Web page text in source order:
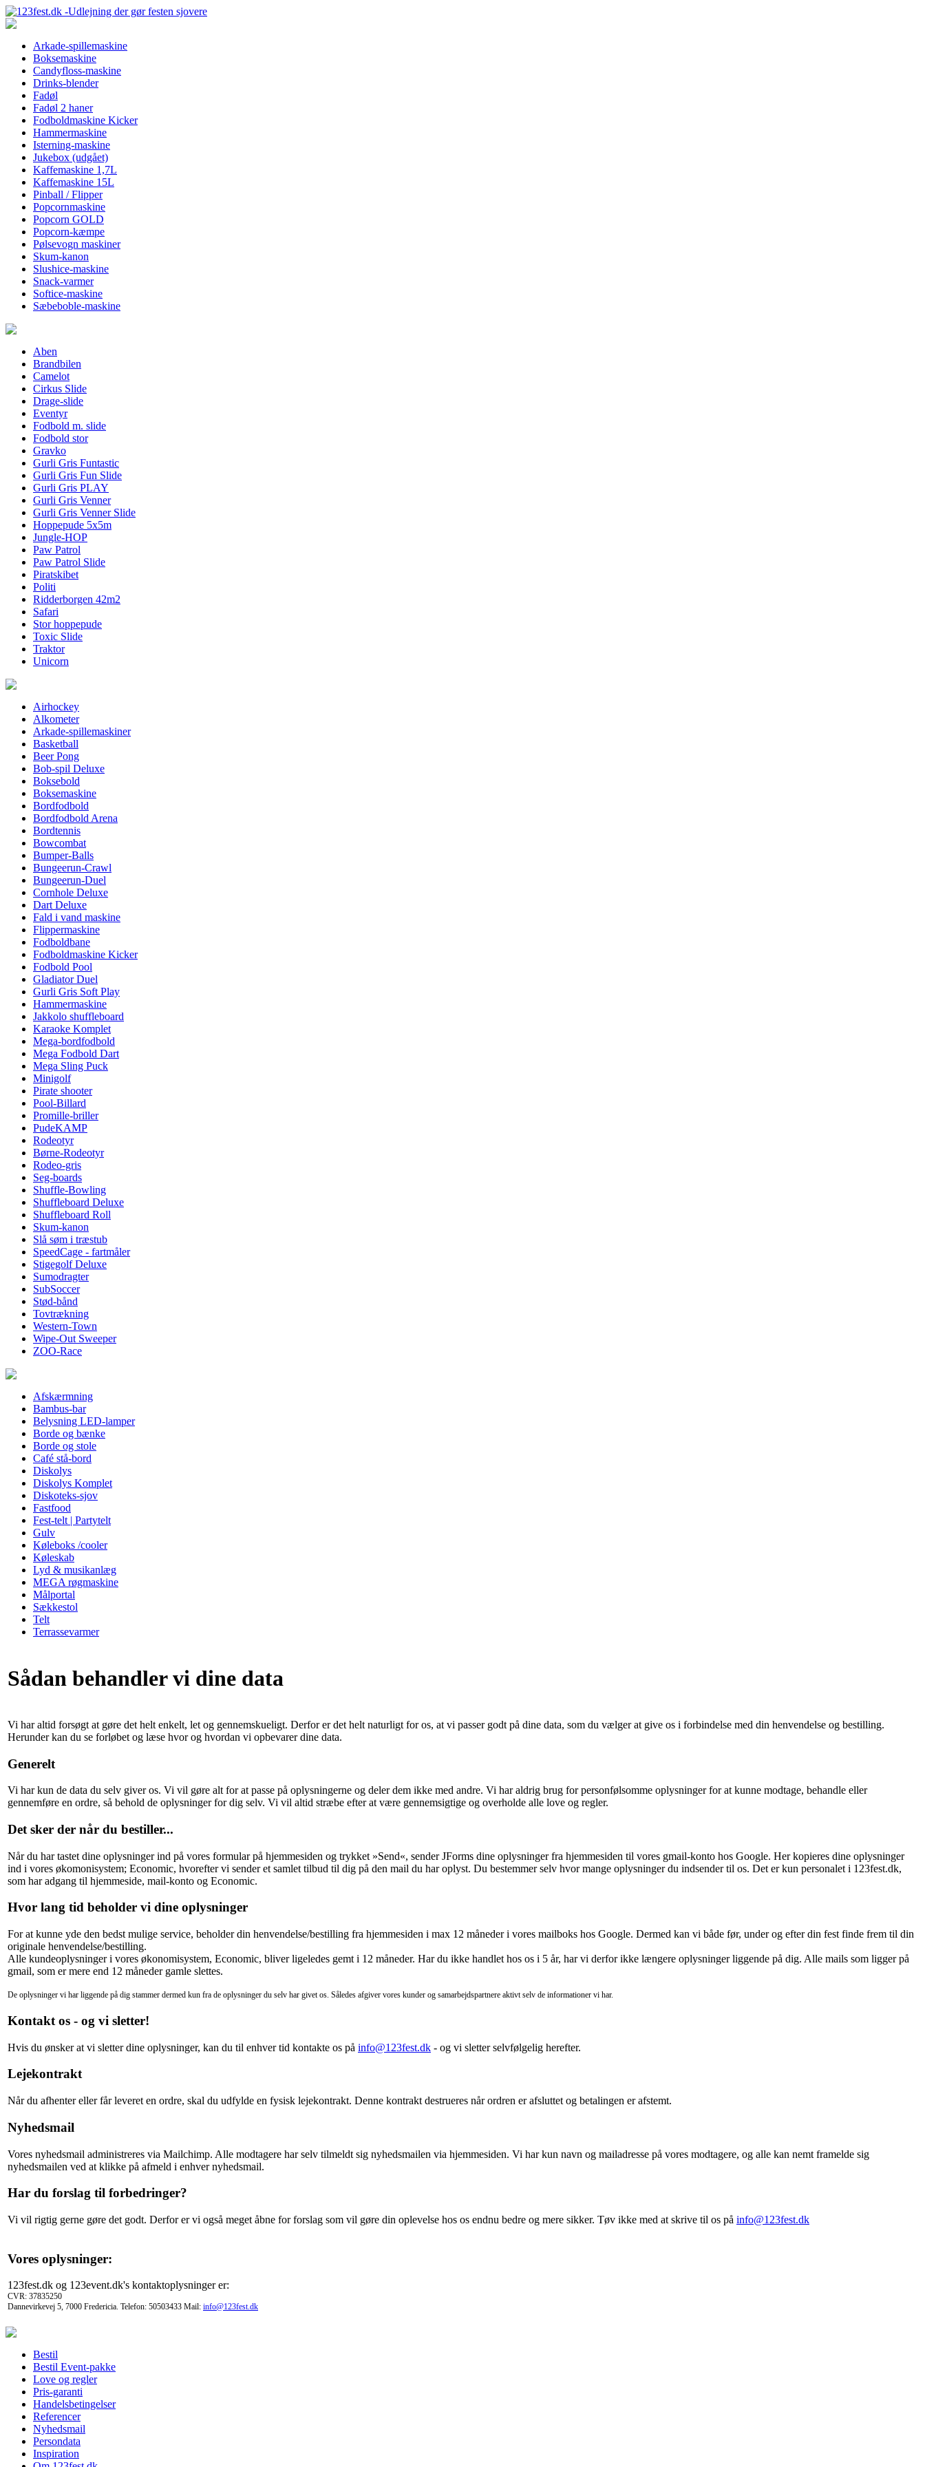
Arkade-spillemaskine
Boksemaskine
Candyfloss-maskine
Drinks-blender
Fadøl
Fadøl 2 haner
Fodboldmaskine Kicker
Hammermaskine
Isterning-maskine
Jukebox (udgået)
Kaffemaskine 1,7L
Kaffemaskine 15L
Pinball / Flipper
Popcornmaskine
Popcorn GOLD
Popcorn-kæmpe
Pølsevogn maskiner
Skum-kanon
Slushice-maskine
Snack-varmer
Softice-maskine
Sæbeboble-maskine
Aben
Brandbilen
Camelot
Cirkus Slide
Drage-slide
Eventyr
Fodbold m. slide
Fodbold stor
Gravko
Gurli Gris Funtastic
Gurli Gris Fun Slide
Gurli Gris PLAY
Gurli Gris Venner
Gurli Gris Venner Slide
Hoppepude 5x5m
Jungle-HOP
Paw Patrol
Paw Patrol Slide
Piratskibet
Politi
Ridderborgen 42m2
Safari
Stor hoppepude
Toxic Slide
Traktor
Unicorn
Airhockey
Alkometer
Arkade-spillemaskiner
Basketball
Beer Pong
Bob-spil Deluxe
Boksebold
Boksemaskine
Bordfodbold
Bordfodbold Arena
Bordtennis
Bowcombat
Bumper-Balls
Bungeerun-Crawl
Bungeerun-Duel
Cornhole Deluxe
Dart Deluxe
Fald i vand maskine
Flippermaskine
Fodboldbane
Fodboldmaskine Kicker
Fodbold Pool
Gladiator Duel
Gurli Gris Soft Play
Hammermaskine
Jakkolo shuffleboard
Karaoke Komplet
Mega-bordfodbold
Mega Fodbold Dart
Mega Sling Puck
Minigolf
Pirate shooter
Pool-Billard
Promille-briller
PudeKAMP
Rodeotyr
Børne-Rodeotyr
Rodeo-gris
Seg-boards
Shuffle-Bowling
Shuffleboard Deluxe
Shuffleboard Roll
Skum-kanon
Slå søm i træstub
SpeedCage - fartmåler
Stigegolf Deluxe
Sumodragter
SubSoccer
Stød-bånd
Tovtrækning
Western-Town
Wipe-Out Sweeper
ZOO-Race
Afskærmning
Bambus-bar
Belysning LED-lamper
Borde og bænke
Borde og stole
Café stå-bord
Diskolys
Diskolys Komplet
Diskoteks-sjov
Fastfood
Fest-telt | Partytelt
Gulv
Køleboks /cooler
Køleskab
Lyd & musikanlæg
MEGA røgmaskine
Målportal
Sækkestol
Telt
Terrassevarmer
Sådan behandler vi dine data
Vi har altid forsøgt at gøre det helt enkelt, let og gennemskueligt. Derfor er det helt naturligt for os, at vi passer godt på dine data, som du vælger at give os i forbindelse med din henvendelse og bestilling.
Herunder kan du se forløbet og læse hvor og hvordan vi opbevarer dine data.
Generelt
Vi har kun de data du selv giver os. Vi vil gøre alt for at passe på oplysningerne og deler dem ikke med andre. Vi har aldrig brug for personfølsomme oplysninger for at kunne modtage, behandle eller
gennemføre en ordre, så behold de oplysninger for dig selv. Vi vil altid stræbe efter at være gennemsigtige og overholde alle love og regler.
Det sker der når du bestiller...
Når du har tastet dine oplysninger ind på vores formular på hjemmesiden og trykket »Send«, sender JForms dine oplysninger fra hjemmesiden til vores gmail-konto hos Google. Her kopieres dine oplysninger
ind i vores økomonisystem; Economic, hvorefter vi sender et samlet tilbud til dig på den mail du har oplyst. Du bestemmer selv hvor mange oplysninger du indsender til os. Det er kun personalet i 123fest.dk,
som har adgang til hjemmeside, mail-konto og Economic.
Hvor lang tid beholder vi dine oplysninger
For at kunne yde den bedst mulige service, beholder din henvendelse/bestilling fra hjemmesiden i max 12 måneder i vores mailboks hos Google. Dermed kan vi både før, under og efter din fest finde frem til din
originale henvendelse/bestilling.
Alle kundeoplysninger i vores økonomisystem, Economic, bliver ligeledes gemt i 12 måneder. Har du ikke handlet hos os i 5 år, har vi derfor ikke længere oplysninger liggende på dig. Alle mails som ligger på
gmail, som er mere end 12 måneder gamle slettes.
De oplysninger vi har liggende på dig stammer dermed kun fra de oplysninger du selv har givet os. Således afgiver vores kunder og samarbejdspartnere aktivt selv de informationer vi har.
Kontakt os - og vi sletter!
Hvis du ønsker at vi sletter dine oplysninger, kan du til enhver tid kontakte os på info@123fest.dk - og vi sletter selvfølgelig herefter.
Lejekontrakt
Når du afhenter eller får leveret en ordre, skal du udfylde en fysisk lejekontrakt. Denne kontrakt destrueres når ordren er afsluttet og betalingen er afstemt.
Nyhedsmail
Vores nyhedsmail administreres via Mailchimp. Alle modtagere har selv tilmeldt sig nyhedsmailen via hjemmesiden. Vi har kun navn og mailadresse på vores modtagere, og alle kan nemt framelde sig
nyhedsmailen ved at klikke på afmeld i enhver nyhedsmail.
Har du forslag til forbedringer?
Vi vil rigtig gerne gøre det godt. Derfor er vi også meget åbne for forslag som vil gøre din oplevelse hos os endnu bedre og mere sikker. Tøv ikke med at skrive til os på info@123fest.dk
Vores oplysninger:
123fest.dk og 123event.dk's kontaktoplysninger er:
CVR: 37835250
Dannevirkevej 5, 7000 Fredericia. Telefon: 50503433 Mail: info@123fest.dk
Bestil
Bestil Event-pakke
Love og regler
Pris-garanti
Handelsbetingelser
Referencer
Nyhedsmail
Persondata
Inspiration